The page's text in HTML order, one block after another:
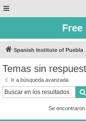
Free
Spanish Institute of Puebla
Temas sin
Ir a búsqueda avanzada
Se